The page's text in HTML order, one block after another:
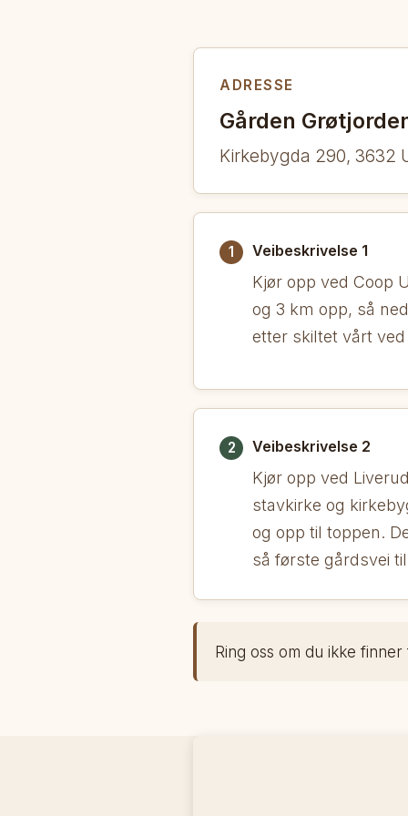
ADRESSE
Gården
Kirkebygda 290, 3632
1 Veibeskrivelse 1
Kjør opp ved Coop
og 3 km opp, så
etter skiltet vårt ved
2 Veibeskrivelse 2
Kjør opp ved
stavkirke og
og opp til toppen.
så første gårdsvei
Ring oss om du ikke